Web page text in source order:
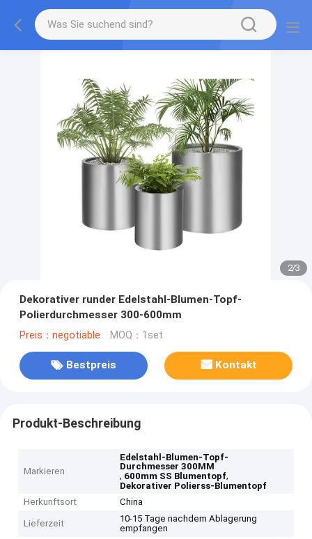
2/3
Dekorativer runder Edelstahl-Blumen-Topf-
Polierdurchmesser 300-600mm
Preis：negotiable MOQ：1set
Bestpreis Kontakt
Produkt-Beschreibung
Markieren
Edelstahl-Blumen-Topf-
Durchmesser 300MM
, 600mm SS Blumentopf,
Dekorativer Polierss-Blumentopf
Herkunftsort
China
Lieferzeit
10-15 Tage nachdem Ablagerung
empfangen